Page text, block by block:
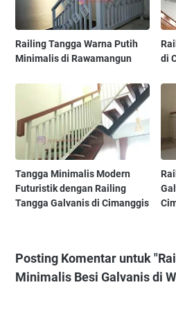
Railing Tangga Warna Putih
Minimalis di Rawamangun
di
Tangga Minimalis Modern
Futuristik dengan Railing
Tangga Galvanis di Cimanggis
Posting Komentar untuk
Minimalis Besi Galvanis di